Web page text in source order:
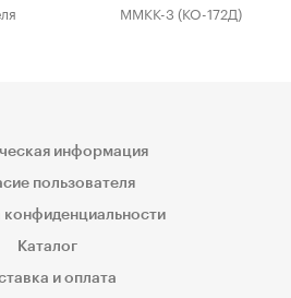
ММКК-3 (КО-172Д)
информация
пользователя
конфиденциальности
Каталог
и оплата